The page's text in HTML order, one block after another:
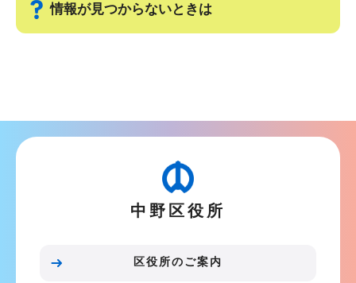
で
情報が見つからないときは
ゲ
中野区役所
区役所のご案内